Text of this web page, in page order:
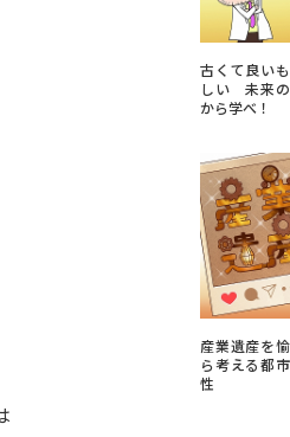
留学・進学
受験上の配慮案内」の請求
高
小学校教員資格認定試験
や特徴を調べる
古くて良い
しい 未来の
から学べ！
産業遺産を
ら考える都
性